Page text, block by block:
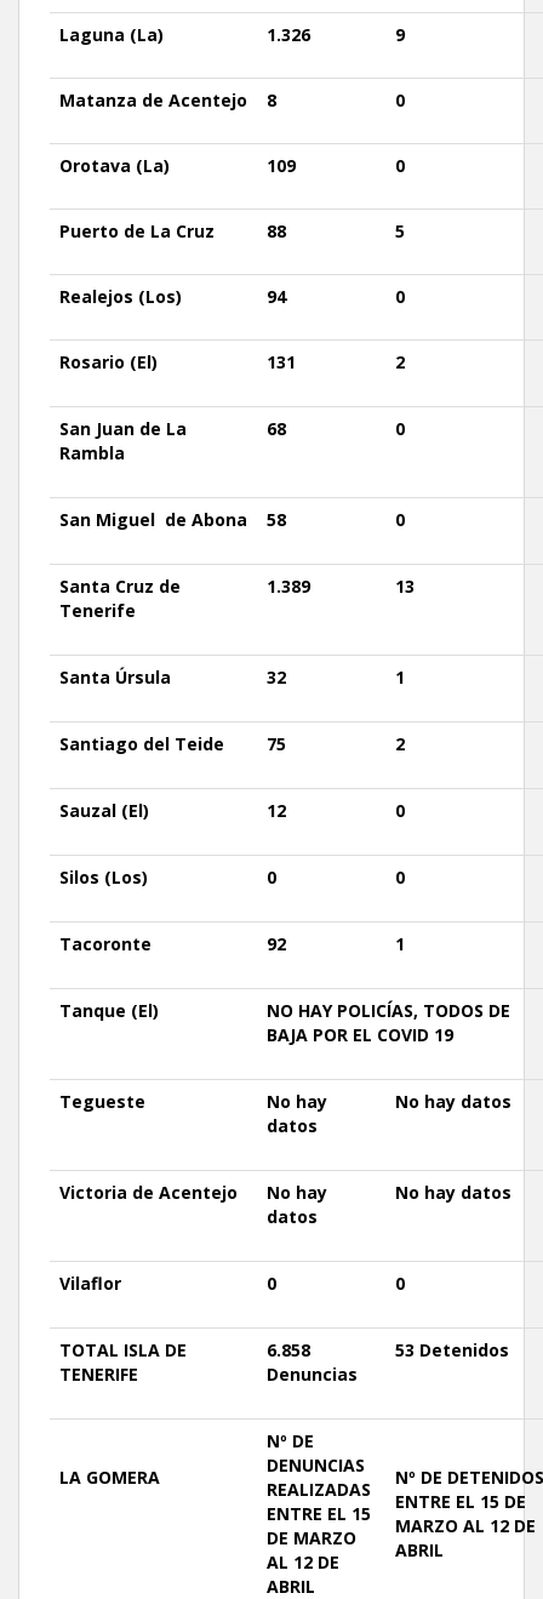
Laguna (La) 1.326 9
Matanza de Acentejo 8 0
Orotava (La) 109 0
Puerto de La Cruz 88 5
Realejos (Los) 94 0
Rosario (El) 131 2
San Juan de La
Rambla
68 0
San Miguel de Abona 58 0
Santa Cruz de
Tenerife
1.389 13
Santa Úrsula 32 1
Santiago del Teide 75 2
Sauzal (El) 12 0
Silos (Los) 0 0
Tacoronte 92 1
Tanque (El)
NO HAY POLICÍAS, TODOS DE
BAJA POR EL COVID 19
Tegueste
No hay
datos
No hay datos
Victoria de Acentejo
No hay
datos
No hay datos
Vilaflor 0 0
TOTAL ISLA DE
TENERIFE
6.858
Denuncias
53 Detenidos
LA GOMERA
Nº DE
DENUNCIAS
REALIZADAS
ENTRE EL 15
DE MARZO
AL 12 DE
ABRIL
Nº DE DETENIDOS
ENTRE EL 15 DE
MARZO AL 12 DE
ABRIL